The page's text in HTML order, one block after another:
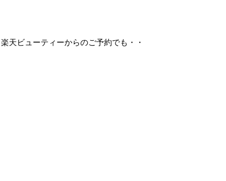
天ビューティーからのご予約でも・・